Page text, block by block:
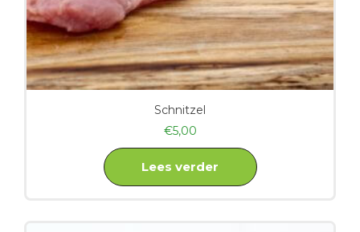
Schnitzel
€5,00
Lees verder